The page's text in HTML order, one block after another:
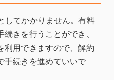
してかかりません。有料
きを行うことができ、
利用できますので、解約
手続きを進めていいで